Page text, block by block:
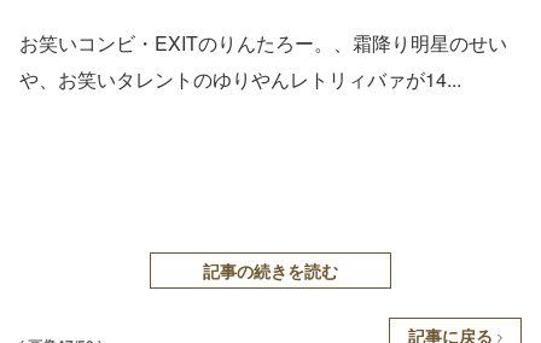
お笑いコンビ・EXITのりんたろー。、霜降り明星のせい
や、お笑いタレントのゆりやんレトリィバァが14...
記事の続きを読む
記事に戻る